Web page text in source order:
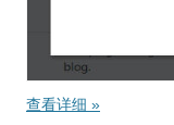
查看详细 »